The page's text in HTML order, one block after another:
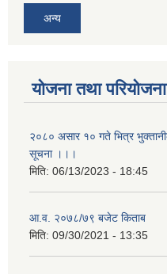
अन्य
योजना तथा परियोजना
२०८० असार १० गते भित्र
सूचना ।।।
मिति: 06/13/2023 - 18:45
आ.व. २०७८/७९ बजेट किताब
मिति: 09/30/2021 - 13:35